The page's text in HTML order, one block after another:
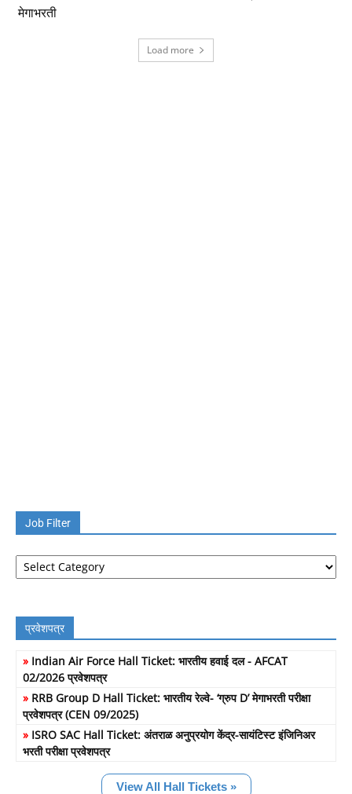
मेगाभरती
Load more
Job Filter
Job
Filter
प्रवेशपत्र
» Indian Air Force Hall Ticket: भारतीय हवाई दल - AFCAT
02/2026 प्रवेशपत्र
» RRB Group D Hall Ticket: भारतीय रेल्वे- ‘ग्रुप D’ मेगाभरती परीक्षा
प्रवेशपत्र (CEN 09/2025)
» ISRO SAC Hall Ticket: अंतराळ अनुप्रयोग केंद्र-सायंटिस्ट इंजिनिअर
भरती परीक्षा प्रवेशपत्र
View All Hall Tickets »